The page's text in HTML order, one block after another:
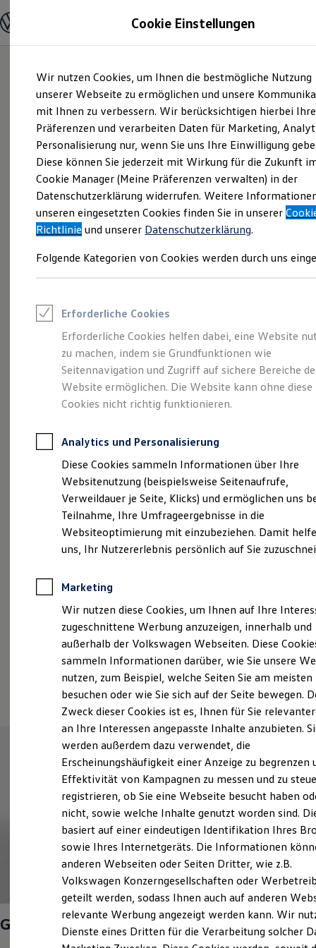
Hauptinhalt
springen
Footer
springen
Modelle und Konfigurator
Modelle vergleichen
Elektroautos
ENERGY Sondermodelle
Nutzfahrzeuge
SUV und CUV
Familienautos
Kombis
Kompaktwagen
Sportwagen
Schnell verfügbare Fahrzeuge
Angebote und Produkte
Aktuelle Angebote
E-Auto-Förderung
Volkswagen Marktplatz
Junge Gebrauchtwagen und Gebrauchtwagen
Saisonangebote
Leasing
Leasing-Angebote
Gebrauchtwagen Leasing
Junge Gebrauchtwagen-Leasing
Elektroauto Leasing
Kleinwagen-Leasing
Leasing ohne Anzahlung
Autokredit mit Schlussrate
Versicherungen und Garantien
Kfz-Versicherung
Restschuldversicherungen
Garantien
Wartungsverträge
Geschäftskunden
Professional Class bei Volkswagen
Großkunden
Behörden
Anpfiff zum Gewinn
Elektroautos
ID. Tutorials
Elektrofahrzeugkonzepte
Reichweite
Reichweite der ID. Modelle
Reichweite im Winter
Laden
Laden unterwegs
Laden Zuhause
Ladezeitensimulator
Batterie
Sicherheit
Garantie und Lebensdauer
Nachhaltigkeit
Technologie
Kosten und Kauf
Verbrauchskosten
Kaufoptionen
E-Auto-Förderung
Software und Konnektivität
Die ID. Software 6
ID. Software Versionen und Updates
Digitale Extras
Schnittstellen zu Ihrem ID.
Eine Klasse für sich.
Der Golf.
(Impressum & Rechtliches )
Golf Life 1,5 l TSI 85 kW (116PS) 6-Gang
Cookie Einstellungen
Wir nutzen Cookies, um Ihnen die bestmögliche Nutzung
unserer Webseite zu ermöglichen und unsere
mit Ihnen zu verbessern. Wir berücksichtigen hierbei Ihre
Präferenzen und verarbeiten Daten für Marketing,
Personalisierung nur, wenn Sie uns Ihre Einwilligung
Diese können Sie jederzeit mit Wirkung für die Zukunft
Cookie Manager (Meine Präferenzen verwalten) in der
Datenschutzerklärung widerrufen. Weitere
unseren eingesetzten Cookies finden Sie in unserer
Richtlinie und unserer Datenschutzerklärung.
Folgende Kategorien von Cookies werden durch uns
Erforderliche Cookies
Erforderliche Cookies helfen dabei, eine Website
zu machen, indem sie Grundfunktionen wie
Seitennavigation und Zugriff auf sichere Bereiche
Website ermöglichen. Die Website kann ohne diese
Cookies nicht richtig funktionieren.
Analytics und Personalisierung
Diese Cookies sammeln Informationen über Ihre
Websitenutzung (beispielsweise Seitenaufrufe,
Verweildauer je Seite, Klicks) und ermöglichen uns
Teilnahme, Ihre Umfrageergebnisse in die
Websiteoptimierung mit einzubeziehen. Damit
uns, Ihr Nutzererlebnis persönlich auf Sie
Marketing
Wir nutzen diese Cookies, um Ihnen auf Ihre
zugeschnittene Werbung anzuzeigen, innerhalb und
außerhalb der Volkswagen Webseiten. Diese
sammeln Informationen darüber, wie Sie unsere
nutzen, zum Beispiel, welche Seiten Sie am meisten
besuchen oder wie Sie sich auf der Seite bewegen.
Zweck dieser Cookies ist es, Ihnen für Sie
an Ihre Interessen angepasste Inhalte anzubieten.
werden außerdem dazu verwendet, die
Erscheinungshäufigkeit einer Anzeige zu begrenzen
Effektivität von Kampagnen zu messen und zu
registrieren, ob Sie eine Webseite besucht haben
nicht, sowie welche Inhalte genutzt worden sind.
basiert auf einer eindeutigen Identifikation Ihres
sowie Ihres Internetgeräts. Die Informationen
anderen Webseiten oder Seiten Dritter, wie z.B.
Volkswagen Konzerngesellschaften oder
geteilt werden, sodass Ihnen auch auf anderen
relevante Werbung angezeigt werden kann. Wir
Dienste eines Dritten für die Verarbeitung solcher